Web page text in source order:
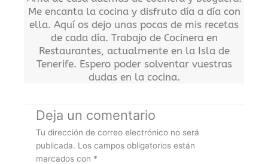
Me encanta la cocina y disfruto día a día con
ella. Aquí os dejo unas pocas de mis recetas
de cada día. Trabajo de Cocinera en
Restaurantes, actualmente en la Isla de
Tenerife. Espero poder solventar vuestras
dudas en la cocina.
Deja un comentario
Tu dirección de correo electrónico no será
publicada. Los campos obligatorios están
marcados con *